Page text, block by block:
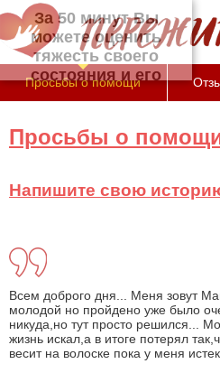
За 50 минут Вы
своего состояния и
причины
Просьбы о помощи
Просьбы о
Напишите свою
Всем доброго дня... Меня зовут
молодой но пройдено уже было
никуда,но тут просто решился...
жизнь искал,а в итоге потерял
весит на волоске пока у меня